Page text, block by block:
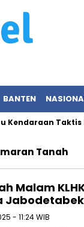
BANTEN
Taktis
Tanah
Malam
- 11:24 WIB